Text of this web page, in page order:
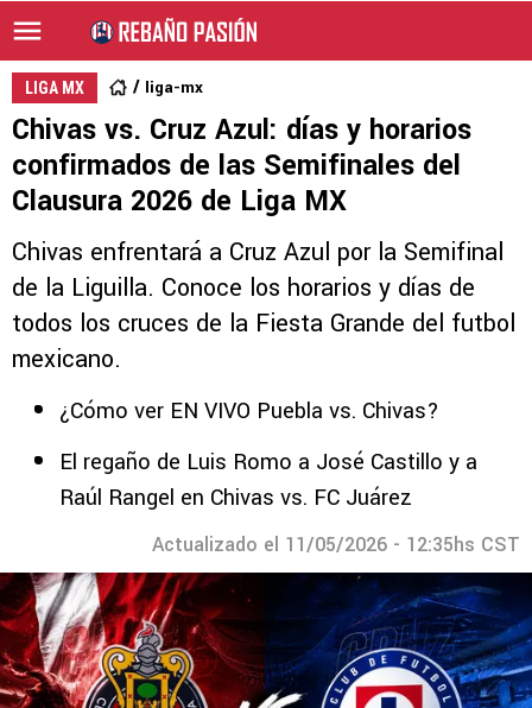
LIGA MX liga-mx
Chivas vs. Cruz Azul: días y horarios
confirmados de las Semifinales del
Clausura 2026 de Liga MX
Chivas enfrentará a Cruz Azul por la Semifinal
de la Liguilla. Conoce los horarios y días de
todos los cruces de la Fiesta Grande del futbol
mexicano.
¿Cómo ver EN VIVO Puebla vs. Chivas?
El regaño de Luis Romo a José Castillo y a
Raúl Rangel en Chivas vs. FC Juárez
Actualizado el 11/05/2026 - 12:35hs CST